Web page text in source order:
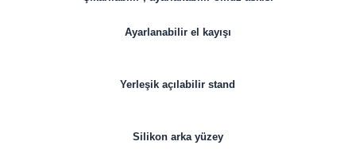
Ayarlanabilir el kayışı
Yerleşik açılabilir stand
Silikon arka yüzey